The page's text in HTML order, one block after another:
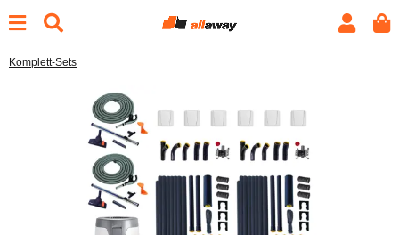
Komplett-Sets